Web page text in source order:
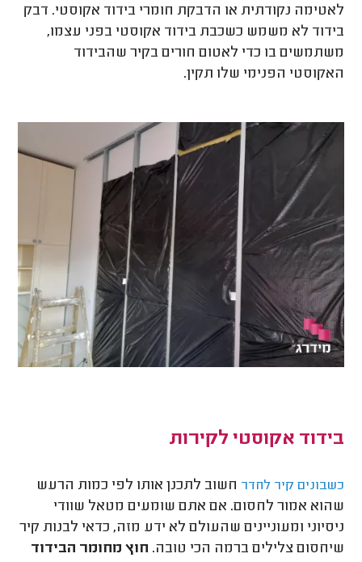
לאטימה נקודתית או הדבקת חומרי בידוד אקוסטי. דבק
בידוד לא משמש כשכבת בידוד אקוסטי בפני עצמו,
משתמשים בו כדי לאטום חורים בקיר שהבידוד
האקוסטי הפנימי שלו תקין.
בידוד אקוסטי לקירות
כשבונים קיר לחדר חשוב לתכנן אותו לפי כמות הרעש
שהוא אמור לחסום. אם אתם שומעים מטאל שוודי
ניסיוני ומעוניינים שהעולם לא ידע מזה, כדאי לבנות קיר
שיחסום צלילים ברמה הכי טובה. חוץ מחומר הבידוד